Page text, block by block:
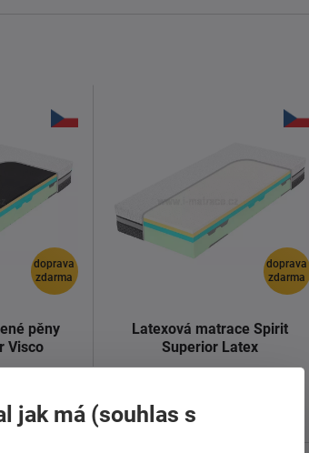
doprava
zdarma
pěny
Visco
doprava
zdarma
Latexová matrace Spirit
Superior Latex
Skladem > 5 ks
jak má (souhlas s